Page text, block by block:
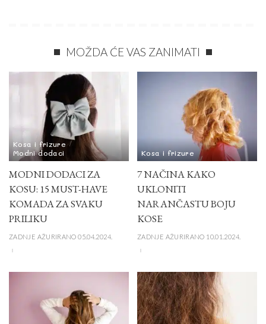
MOŽDA ĆE VAS ZANIMATI
Kosa i frizure
Modni dodaci
MODNI DODACI ZA
KOSU: 15 MUST-HAVE
KOMADA ZA SVAKU
PRILIKU
ZADNJE AŽURIRANO 05.04.2024.
Kosa i frizure
7 NAČINA KAKO
UKLONITI
NARANČASTU BOJU
KOSE
ZADNJE AŽURIRANO 10.01.2024.